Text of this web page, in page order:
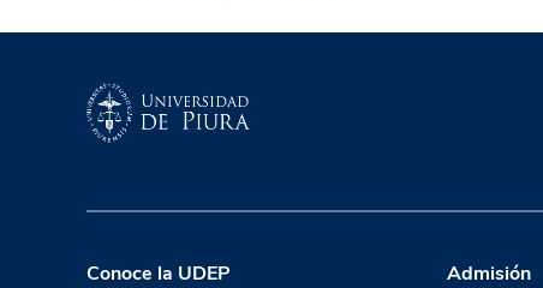
Conoce la UDEP Admisión